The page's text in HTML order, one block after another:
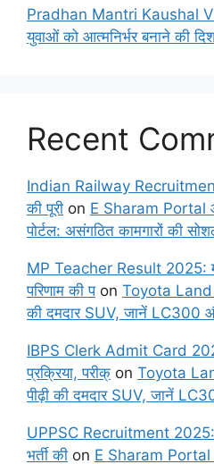
Pradhan Mantri Kaushal
युवाओं को आत्मनिर्भर बनाने की
Recent
Indian Railway Recruitment
की पूरी on E Sharam Portal
पोर्टल: असंगठित कामगारों की
MP Teacher Result 2025:
परिणाम की पon Toyota Land
की दमदार SUV, जानें LC300
IBPS Clerk Admit Card
प्रक्रिया, परीक् on Toyota
पीढ़ी की दमदार SUV, जानें
UPPSC Recruitment 2025:
भर्ती की on E Sharam Portal